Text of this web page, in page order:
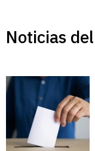
Noticias del